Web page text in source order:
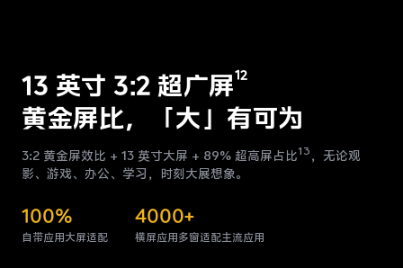
13 英寸 3:2 超广屏12
黄金屏比，「大」有可为
3:2 黄金屏效比 + 13 英寸大屏 + 89% 超高屏占比13 ， 无论观
影、游戏、办公、学习，时刻大展想象。
100%
自带应用大屏适配
4000+
横屏应用多窗适配主流应用